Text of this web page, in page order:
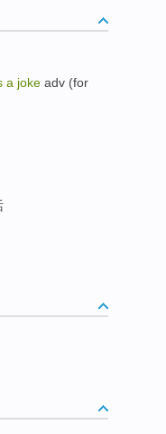
a joke adv (for